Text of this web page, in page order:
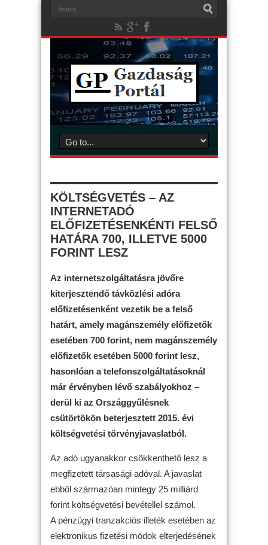
KÖLTSÉGVETÉS – AZ
INTERNETADÓ
ELŐFIZETÉSENKÉNTI FELSŐ
HATÁRA 700, ILLETVE 5000
FORINT LESZ
Az internetszolgáltatásra jövőre
kiterjesztendő távközlési adóra
előfizetésenként vezetik be a felső
határt, amely magánszemély előfizetők
esetében 700 forint, nem magánszemély
előfizetők esetében 5000 forint lesz,
hasonlóan a telefonszolgáltatásoknál
már érvényben lévő szabályokhoz –
derül ki az Országgyűlésnek
csütörtökön beterjesztett 2015. évi
költségvetési törvényjavaslatból.
Az adó ugyanakkor csökkenthető lesz a
megfizetett társasági adóval. A javaslat
ebből származóan mintegy 25 milliárd
forint költségvetési bevétellel számol.
A pénzügyi tranzakciós illeték esetében az
elektronikus fizetési módok elterjedésének